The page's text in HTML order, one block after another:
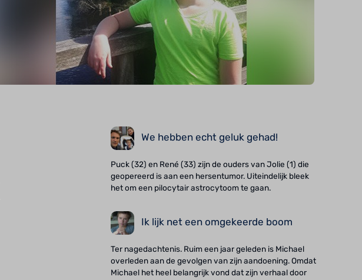
We hebben echt geluk gehad!
Puck (32) en René (33) zijn de ouders van Jolie (1) die
geopereerd is aan een hersentumor. Uiteindelijk bleek
het om een pilocytair astrocytoom te gaan.
Ik lijk net een omgekeerde boom
Ter nagedachtenis. Ruim een jaar geleden is Michael
overleden aan de gevolgen van zijn aandoening. Omdat
Michael het heel belangrijk vond dat zijn verhaal door